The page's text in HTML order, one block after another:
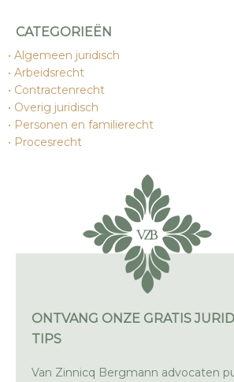
CATEGORIEËN
Algemeen juridisch
Arbeidsrecht
Contractenrecht
Overig juridisch
Personen en familierecht
Procesrecht
ONTVANG ONZE GRATIS
TIPS
Van Zinnicq Bergmann advocaten